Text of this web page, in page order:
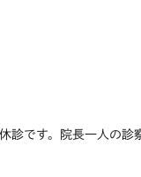
診です。院長一人の診